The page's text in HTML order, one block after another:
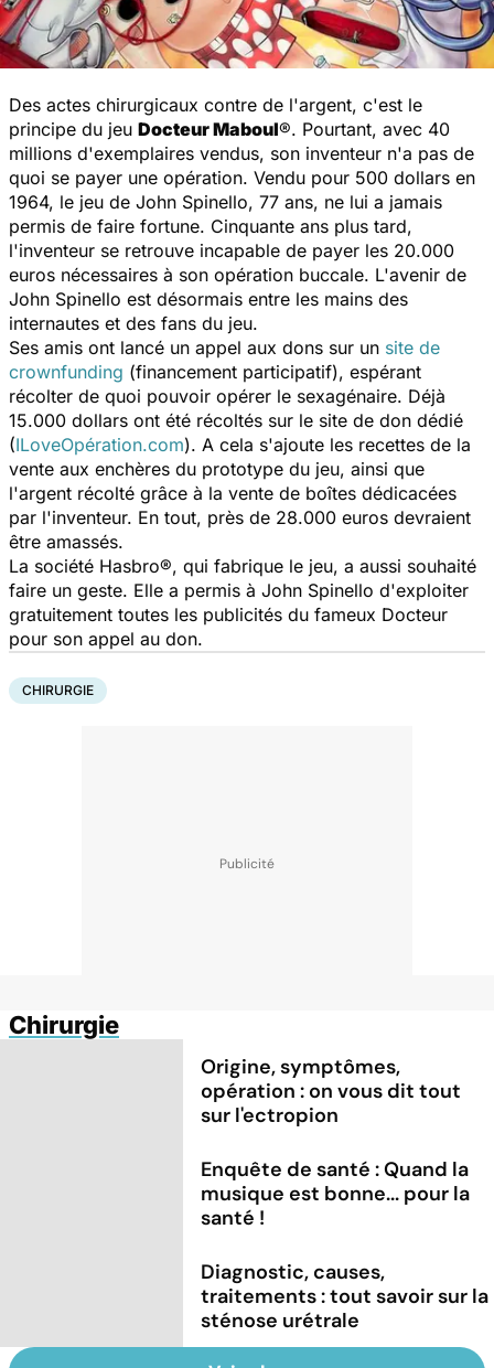
Des actes chirurgicaux contre de l'argent, c'est le
principe du jeu Docteur Maboul®. Pourtant, avec 40
millions d'exemplaires vendus, son inventeur n'a pas de
quoi se payer une opération. Vendu pour 500 dollars en
1964, le jeu de John Spinello, 77 ans, ne lui a jamais
permis de faire fortune. Cinquante ans plus tard,
l'inventeur se retrouve incapable de payer les 20.000
euros nécessaires à son opération buccale. L'avenir de
John Spinello est désormais entre les mains des
internautes et des fans du jeu.
Ses amis ont lancé un appel aux dons sur un site de
crownfunding (financement participatif), espérant
récolter de quoi pouvoir opérer le sexagénaire. Déjà
15.000 dollars ont été récoltés sur le site de don dédié
(ILoveOpération.com). A cela s'ajoute les recettes de la
vente aux enchères du prototype du jeu, ainsi que
l'argent récolté grâce à la vente de boîtes dédicacées
par l'inventeur. En tout, près de 28.000 euros devraient
être amassés.
La société Hasbro®, qui fabrique le jeu, a aussi souhaité
faire un geste. Elle a permis à John Spinello d'exploiter
gratuitement toutes les publicités du fameux Docteur
pour son appel au don.
CHIRURGIE
Chirurgie
Origine, symptômes,
opération : on vous dit tout
sur l'ectropion
Enquête de santé : Quand la
musique est bonne... pour la
santé !
Diagnostic, causes,
traitements : tout savoir sur la
sténose urétrale